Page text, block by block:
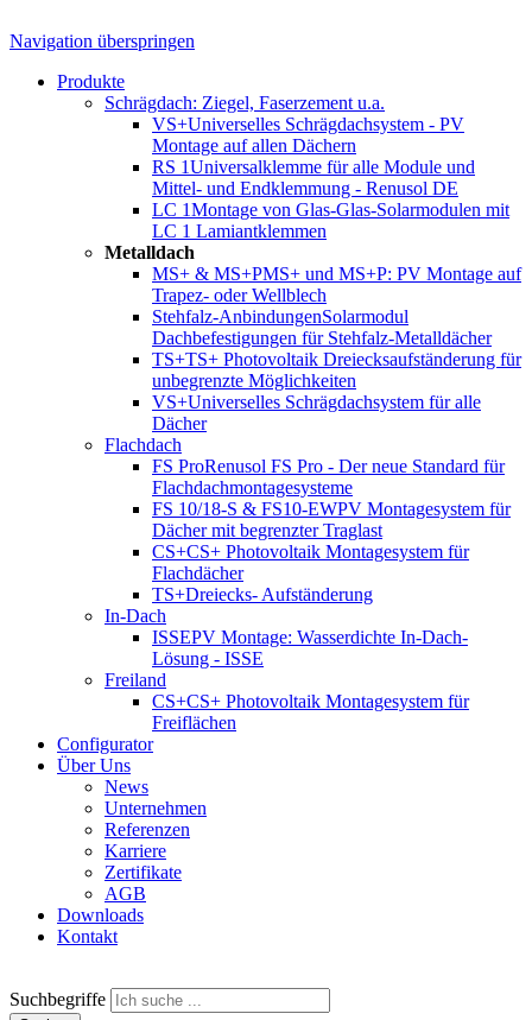
Navigation überspringen
Produkte
Schrägdach: Ziegel, Faserzement u.a.
VS+Universelles Schrägdachsystem - PV
Montage auf allen Dächern
RS 1Universalklemme für alle Module und
Mittel- und Endklemmung - Renusol DE
LC 1Montage von Glas-Glas-Solarmodulen mit
LC 1 Lamiantklemmen
Metalldach
MS+ & MS+PMS+ und MS+P: PV Montage auf
Trapez- oder Wellblech
Stehfalz-AnbindungenSolarmodul
Dachbefestigungen für Stehfalz-Metalldächer
TS+TS+ Photovoltaik Dreiecksaufständerung für
unbegrenzte Möglichkeiten
VS+Universelles Schrägdachsystem für alle
Dächer
Flachdach
FS ProRenusol FS Pro - Der neue Standard für
Flachdachmontagesysteme
FS 10/18-S & FS10-EWPV Montagesystem für
Dächer mit begrenzter Traglast
CS+CS+ Photovoltaik Montagesystem für
Flachdächer
TS+Dreiecks- Aufständerung
In-Dach
ISSEPV Montage: Wasserdichte In-Dach-
Lösung - ISSE
Freiland
CS+CS+ Photovoltaik Montagesystem für
Freiflächen
Configurator
Über Uns
News
Unternehmen
Referenzen
Karriere
Zertifikate
AGB
Downloads
Kontakt
Suchbegriffe